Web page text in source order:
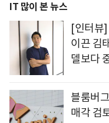
IT 많이 본 뉴스
[인터뷰]
이끈 김
델보다
블룸버
매각 검